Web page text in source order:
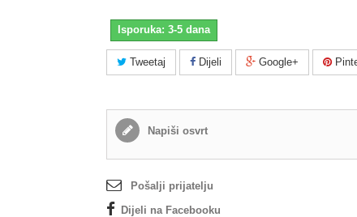
Isporuka: 3-5 dana
Tweetaj Dijeli Google+
Napiši osvrt
Pošalji prijatelju
Dijeli na Facebooku